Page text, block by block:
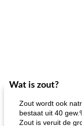
Wat is zout?
Zout wordt ook
bestaat uit 40
Zout is veruit de